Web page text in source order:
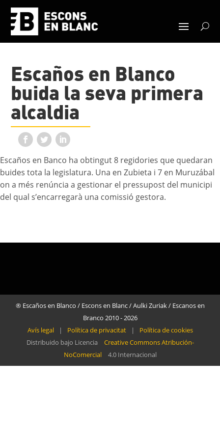
Escaños en Blanco
buida la seva primera
alcaldia
Escaños en Banco ha obtingut 8 regidories que quedaran
buides tota la legislatura. Una en Zubieta i 7 en Muruzábal
on a més renúncia a gestionar el pressupost del municipi
del qual s’encarregarà una comissió gestora.
® Escaños en Blanco / Escons en Blanc / Aulki Zuriak / Escanos en
Branco 2010 - 2026
Avís legal
| Política de privacitat |
Política de cookies
Distribuido bajo Licencia
Creative Commons Atribución-
NoComercial
4.0 Internacional